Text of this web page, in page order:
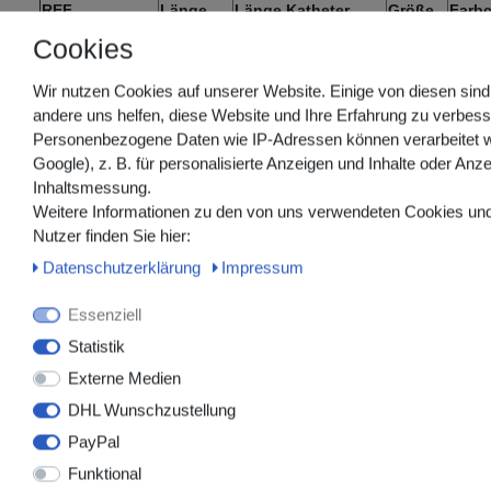
REF Länge Länge Katheter Größe
F01D05121F
F01D05141F
F01D05161F
405 mm 370 mm CH 16
n
F01D05181F
405 mm 370 mm CH 18
n
F01D05201F
405 mm 370 mm CH 20
n
F01D05221F
405 mm 370 mm CH 22 n
Medmasters GmbH
+49 (0)2852 538256-0
+49 (0)2852 538256-1
Cookies
Wir nutzen Cookies auf unserer Website. Einige von diesen
andere uns helfen, diese Website und Ihre Erfahrung zu
Personenbezogene Daten wie IP-Adressen können verarbeitet
Google), z. B. für personalisierte Anzeigen und Inhalte oder
Inhaltsmessung.
Weitere Informationen zu den von uns verwendeten Cookies
Nutzer finden Sie hier:
Daten­schutz­erklärung
Impressum
Essenziell
Statistik
Externe Medien
DHL Wunschzustellung
PayPal
Funktional